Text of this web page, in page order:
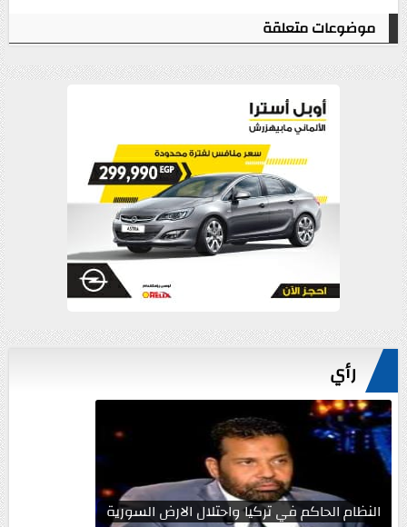
موضوعات متعلقة
رأي
النظام الحاكم في تركيا واحتلال الارض السورية